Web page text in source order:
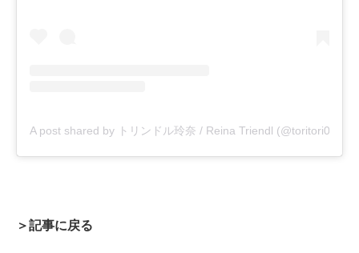
A post shared by トリンドル玲奈 / Reina Triendl (@toritori0123)
＞記事に戻る